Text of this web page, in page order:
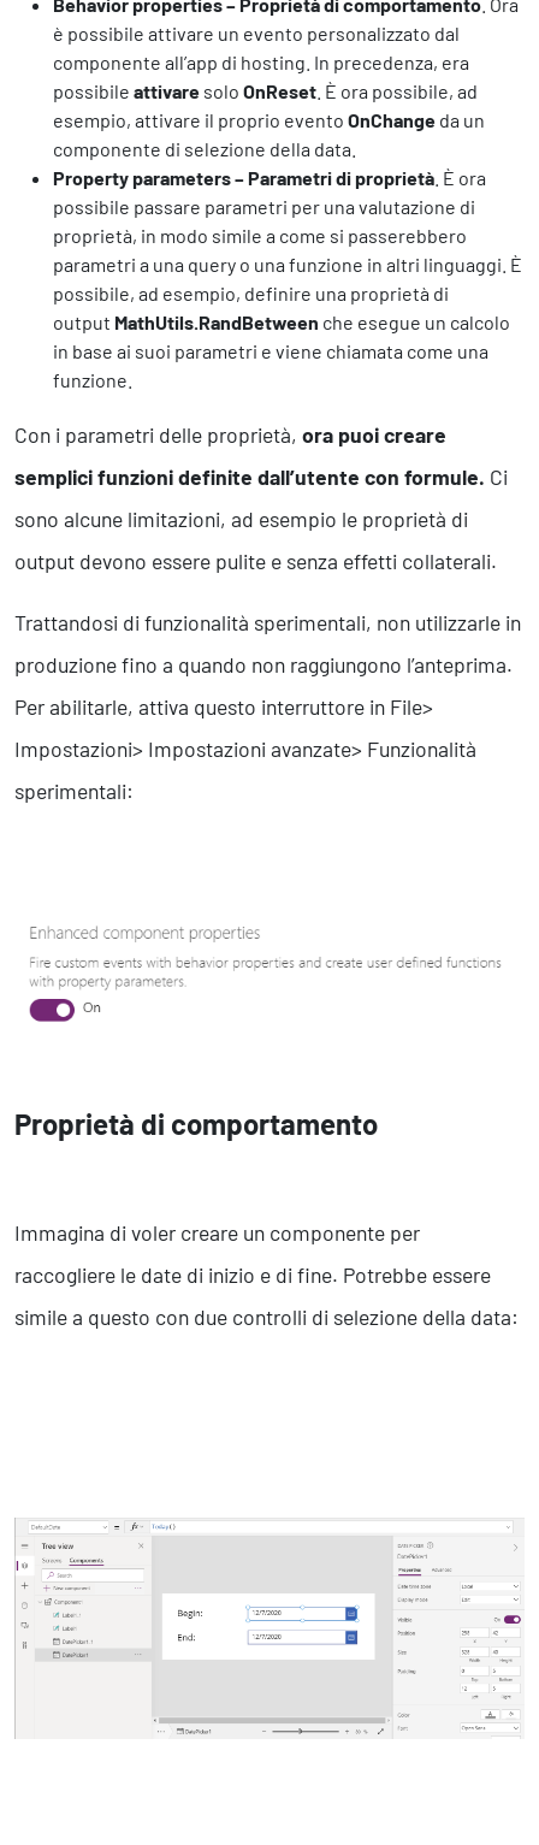
Business Intelligence, Analitiche e Intelligenza Artificiale
Sviluppo App
Operation
Smart Working
Efficientamento Aziendale
Project Management
Finanza & Gestione Economica
Risk Management
Sistemi di Gestione
Sicurezza sul Lavoro
Assistenza Ambientale
Sicurezza Alimentare
Cyber Security
è possibile attivare un evento personalizzato dal
componente all’app di hosting. In precedenza, era
possibile attivare solo OnReset . È ora possibile, ad
esempio, attivare il proprio evento OnChange da un
componente di selezione della data.
Property parameters – Parametri di proprietà . È ora
possibile passare parametri per una valutazione di
proprietà, in modo simile a come si passerebbero
parametri a una query o una funzione in altri linguaggi. È
possibile, ad esempio, definire una proprietà di
output MathUtils.RandBetween che esegue un calcolo
in base ai suoi parametri e viene chiamata come una
funzione.
Con i parametri delle proprietà, ora puoi creare
semplici funzioni definite dall’utente con formule. Ci
sono alcune limitazioni, ad esempio le proprietà di
output devono essere pulite e senza effetti collaterali.
Trattandosi di funzionalità sperimentali, non utilizzarle in
produzione fino a quando non raggiungono l’anteprima.
Per abilitarle, attiva questo interruttore in File>
Impostazioni> Impostazioni avanzate> Funzionalità
sperimentali:
Proprietà di comportamento
Immagina di voler creare un componente per
raccogliere le date di inizio e di fine. Potrebbe essere
simile a questo con due controlli di selezione della data: